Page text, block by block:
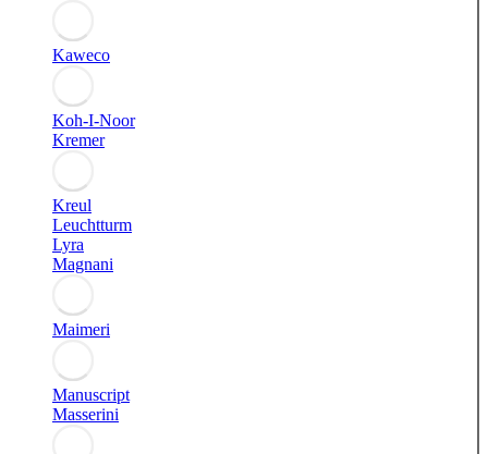
Kaweco
Koh-I-Noor
Kremer
Kreul
Leuchtturm
Lyra
Magnani
Maimeri
Manuscript
Masserini